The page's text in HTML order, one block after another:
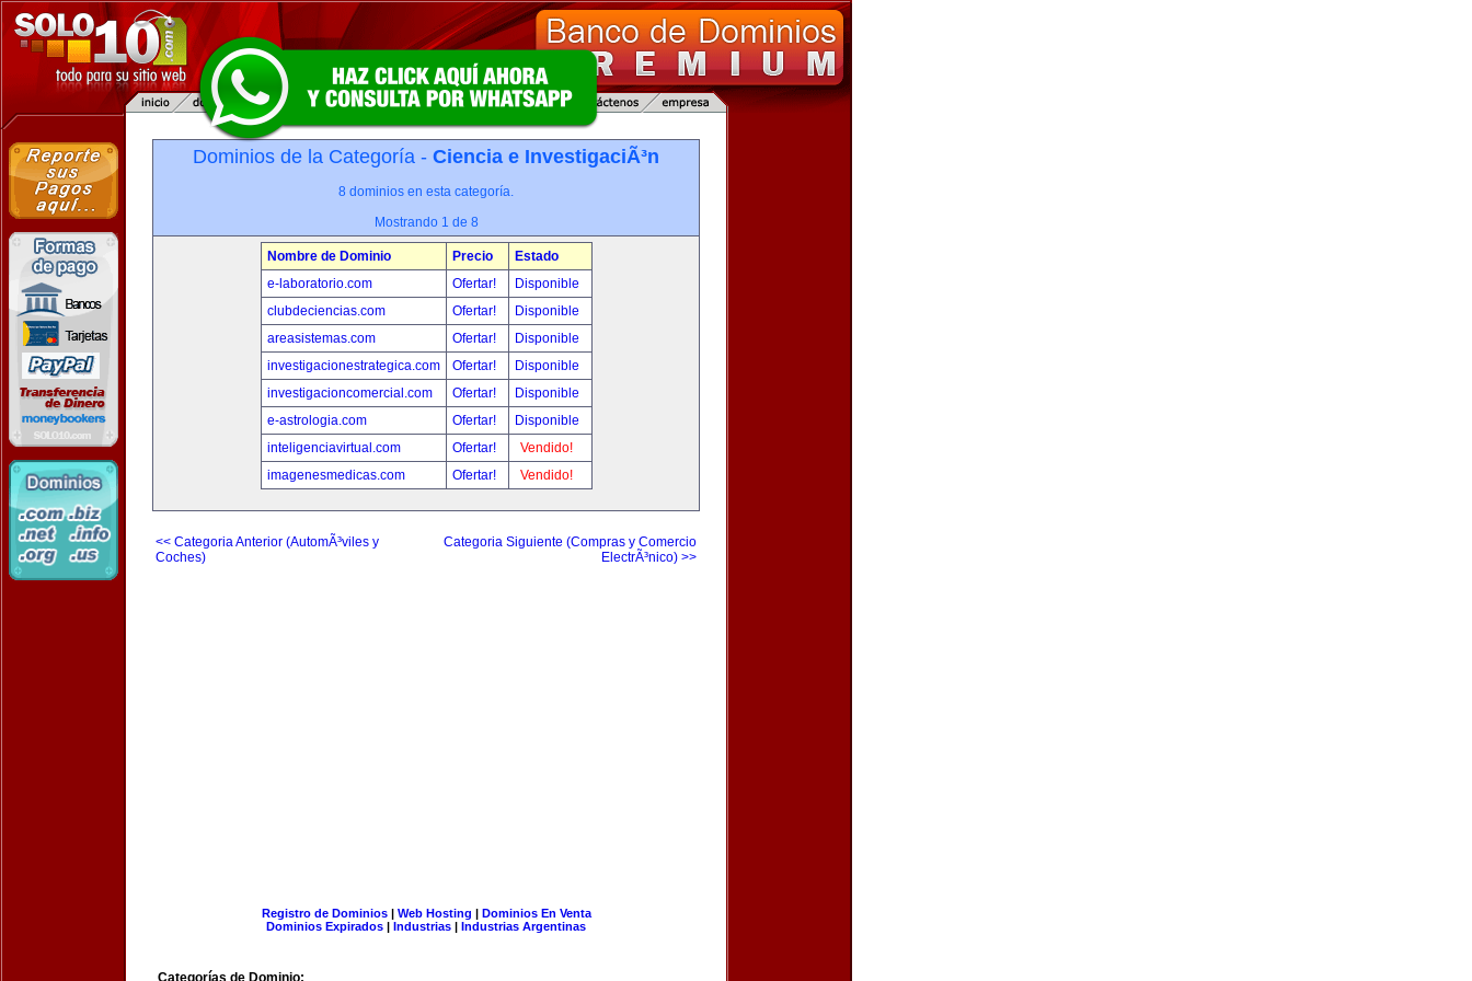
Dominios de la Categoría - Ciencia e InvestigaciÃ³n
8 dominios en esta categoría.
Mostrando 1 de 8
Nombre de Dominio Precio
Estado
e-laboratorio.com
Ofertar!
Disponible
clubdeciencias.com
Ofertar!
Disponible
areasistemas.com
Ofertar!
Disponible
investigacionestrategica.com
Ofertar!
Disponible
investigacioncomercial.com
Ofertar!
Disponible
e-astrologia.com
Ofertar!
Disponible
inteligenciavirtual.com
Ofertar!
Vendido!
imagenesmedicas.com
Ofertar! Vendido!
<< Categoria Anterior (AutomÃ³viles y
Coches)
Categoria Siguiente (Compras y Comercio
ElectrÃ³nico) >>
Registro de Dominios| Web Hosting | Dominios En Venta
Dominios Expirados | Industrias | Industrias Argentinas
Categorías de Dominio: